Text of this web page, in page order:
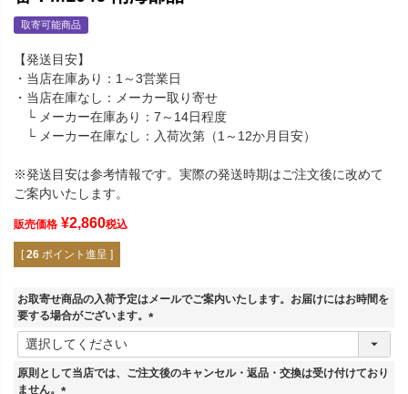
取寄可能商品
【発送目安】
・当店在庫あり：1～3営業日
・当店在庫なし：メーカー取り寄せ
└ メーカー在庫あり：7～14日程度
└ メーカー在庫なし：入荷次第（1～12か月目安）
※発送目安は参考情報です。実際の発送時期はご注文後に改めて
ご案内いたします。
販売価格 ¥2,860税込
[ 26 ポイント進呈 ]
お取寄せ商品の入荷予定はメールでご案内いたします。お届けにはお時間を
要する場合がございます。
(
須
原則として当店では、ご注文後のキャンセル・返品・交換は受け付けており
ません。